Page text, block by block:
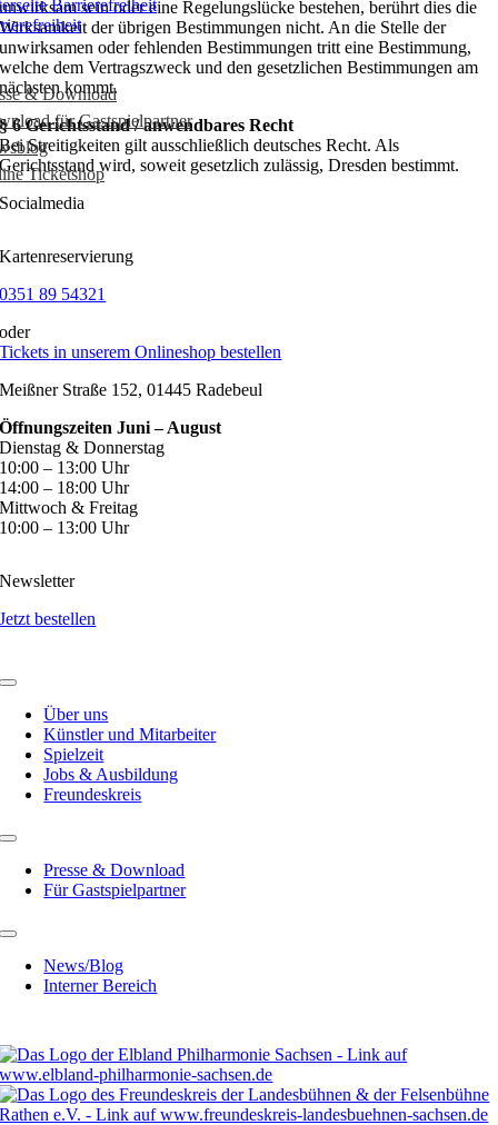
& Download
für Gastspielpartner
Ticketshop
unwirksam sein oder eine Regelungslücke bestehen, berührt dies die
Wirksamkeit der übrigen Bestimmungen nicht. An die Stelle der
unwirksamen oder fehlenden Bestimmungen tritt eine Bestimmung,
welche dem Vertragszweck und den gesetzlichen Bestimmungen am
nächsten kommt.
§ 6 Gerichtsstand / anwendbares Recht
Bei Streitigkeiten gilt ausschließlich deutsches Recht. Als
Gerichtsstand wird, soweit gesetzlich zulässig, Dresden bestimmt.
Socialmedia
Kartenreservierung
0351 89 54321
oder
Tickets in unserem Onlineshop bestellen
Meißner Straße 152, 01445 Radebeul
Öffnungszeiten Juni – August
Dienstag & Donnerstag
10:00 – 13:00 Uhr
14:00 – 18:00 Uhr
Mittwoch & Freitag
10:00 – 13:00 Uhr
Newsletter
Jetzt bestellen
Über uns
Künstler und Mitarbeiter
Spielzeit
Jobs & Ausbildung
Freundeskreis
Presse & Download
Für Gastspielpartner
News/Blog
Interner Bereich